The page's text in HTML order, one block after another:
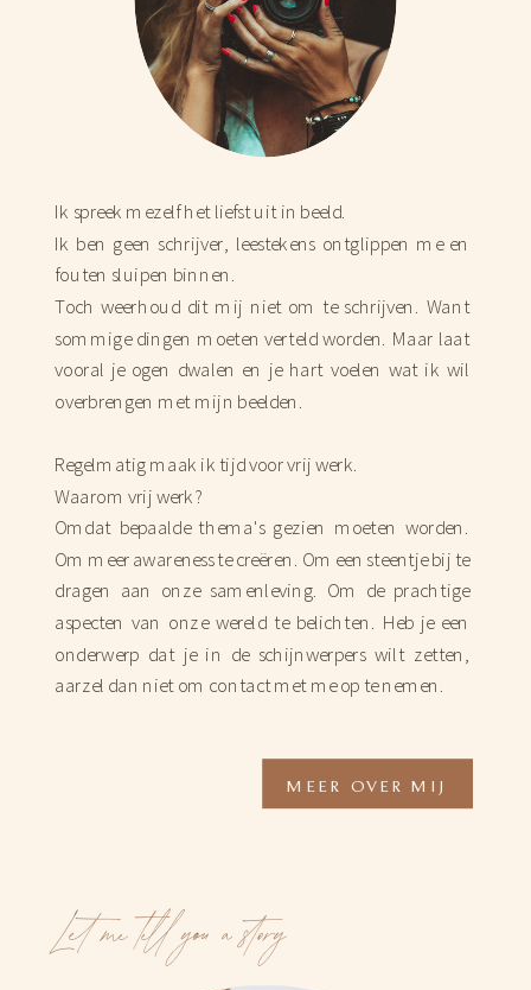
MEER OVER MIJ
Ik spreek mezelf het liefst uit in beeld.
Ik ben geen schrijver, leestekens ontglippen me en
fouten sluipen binnen.
Toch weerhoud dit mij niet om te schrijven. Want
sommige dingen moeten verteld worden. Maar laat
vooral je ogen dwalen en je hart voelen wat ik wil
overbrengen met mijn beelden.
Regelmatig maak ik tijd voor vrij werk.
Waarom vrij werk?
Omdat bepaalde thema's gezien moeten worden.
Om meer awareness te creëren. Om een steentje bij te
dragen aan onze samenleving. Om de prachtige
aspecten van onze wereld te belichten. Heb je een
onderwerp dat je in de schijnwerpers wilt zetten,
aarzel dan niet om contact met me op te nemen.
Let me tell you a story